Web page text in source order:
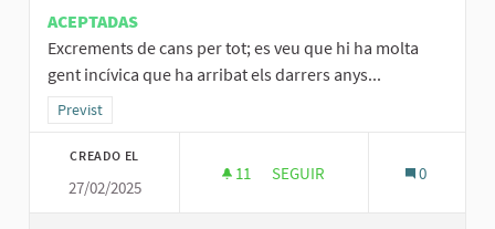
ACEPTADAS
Excrements de cans per tot; es veu que hi ha molta
gent incívica que ha arribat els darrers anys...
Resultados al filtrar por la categoría: Previst
Previst
CREADO EL
27/02/2025
11 11 SEGUIDORAS
SEGUIR 0